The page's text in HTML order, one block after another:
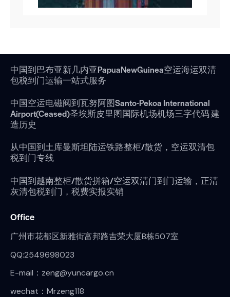
中国到巴布亚新几内亚PapuaNewGuinea空运海运双清
包税到门运输一站式服务
中国空运电磁阀到瓦努阿图Santo-Pekoa International
Airport(Ceased)圣埃斯皮里图国际机场机场三字代码 建
造历史
从中国到土库曼斯坦陆运铁路整柜/散货，空运双清包
税到门专线
中国到越南整柜/散货拼箱/空运双清门到门运输，正清
灰清包税到门，税费实报实销
Office
广州市花都区新雅街富邦路吉荣大厦B栋507室
QQ:2549698023
E-mail：zeng@yuncargo.cn
wechat：Mrzeng118